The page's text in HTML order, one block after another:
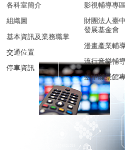
各科室簡介
組織圖
基本資訊及業務職掌
交通位置
停車資訊
影視輔導專
財團法人臺
發展基金會
漫畫產業輔
流行音樂輔
臺中願景館